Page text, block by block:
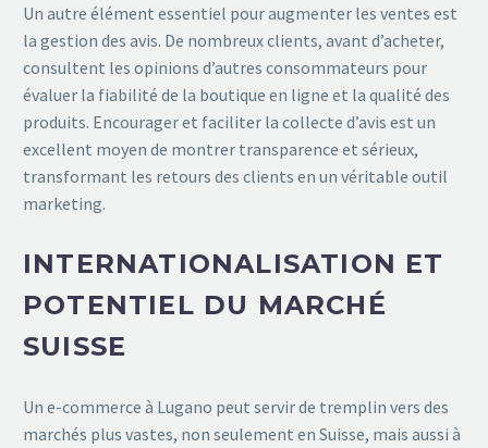
Un autre élément essentiel pour augmenter les ventes est
la gestion des avis. De nombreux clients, avant d’acheter,
consultent les opinions d’autres consommateurs pour
évaluer la fiabilité de la boutique en ligne et la qualité des
produits. Encourager et faciliter la collecte d’avis est un
excellent moyen de montrer transparence et sérieux,
transformant les retours des clients en un véritable outil
marketing.
INTERNATIONALISATION ET
POTENTIEL DU MARCHÉ
SUISSE
Un e-commerce à Lugano peut servir de tremplin vers des
marchés plus vastes, non seulement en Suisse, mais aussi à